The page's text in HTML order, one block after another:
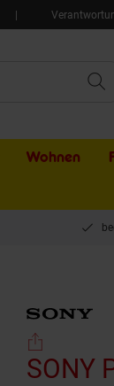
Wohnen
SONY